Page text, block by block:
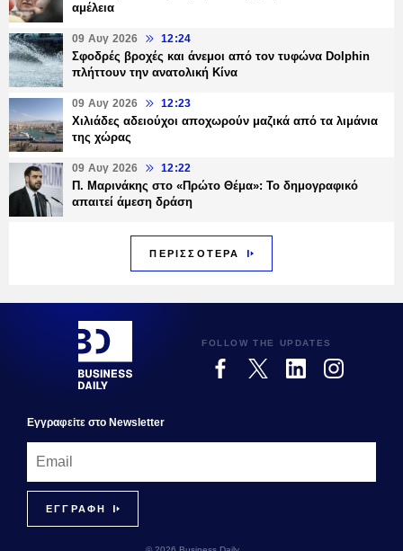
αμέλεια
09 Αυγ 2026 12:24
Σφοδρές βροχές και άνεμοι από τον τυφώνα Dolphin
πλήττουν την ανατολική Κίνα
09 Αυγ 2026 12:23
Χιλιάδες αδειούχοι αποχωρούν μαζικά από τα λιμάνια
της χώρας
09 Αυγ 2026 12:22
Π. Μαρινάκης στο «Πρώτο Θέμα»: Το δημογραφικό
απαιτεί άμεση δράση
ΠΕΡΙΣΣΟΤΕΡΑ
FOLLOW THE UPDATES
Εγγραφεiτε στο Newsletter